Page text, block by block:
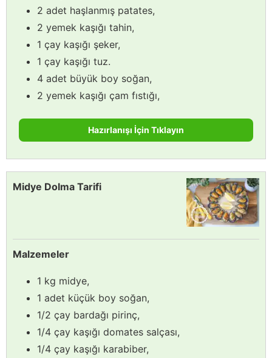
2 adet haşlanmış patates,
2 yemek kaşığı tahin,
1 çay kaşığı şeker,
1 çay kaşığı tuz.
4 adet büyük boy soğan,
2 yemek kaşığı çam fıstığı,
Hazırlanışı İçin Tıklayın
Midye Dolma Tarifi
Malzemeler
1 kg midye,
1 adet küçük boy soğan,
1/2 çay bardağı pirinç,
1/4 çay kaşığı domates salçası,
1/4 çay kaşığı karabiber,